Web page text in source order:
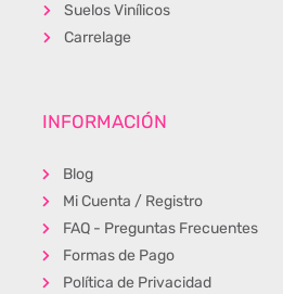
Suelos Vinílicos
Carrelage
INFORMACIÓN
Blog
Mi Cuenta / Registro
FAQ - Preguntas Frecuentes
Formas de Pago
Política de Privacidad